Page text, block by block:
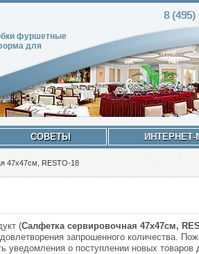
фуршетные
для
СОВЕТЫ ИНТЕРНЕТ-
8 (495)
47х47см, RESTO-18
(Салфетка сервировочная 47х47см,
запрошенного количества.
уведомления о поступлении новых товаров